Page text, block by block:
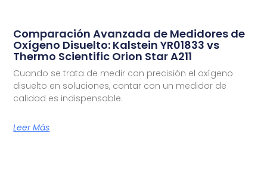
Comparación Avanzada de Medidores de
Oxígeno Disuelto: Kalstein YR01833 vs
Thermo Scientific Orion Star A211
Cuando se trata de medir con precisión el oxígeno
disuelto en soluciones, contar con un medidor de
calidad es indispensable.
Leer Más